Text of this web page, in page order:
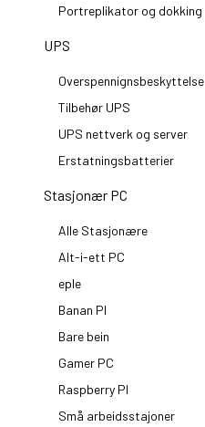
Portreplikator og dokking
UPS
Overspennignsbeskyttelse
Tilbehør UPS
UPS nettverk og server
Erstatningsbatterier
Stasjonær PC
Alle Stasjonære
Alt-i-ett PC
eple
Banan PI
Bare bein
Gamer PC
Raspberry PI
Små arbeidsstajoner